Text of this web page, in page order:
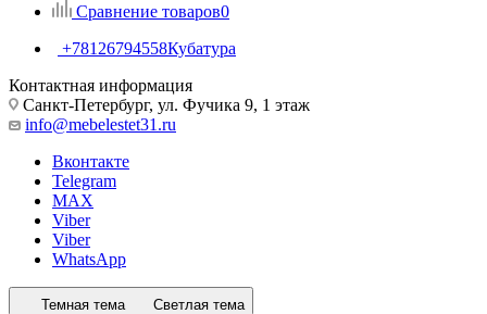
Сравнение товаров0
+78126794558Кубатура
Контактная информация
Санкт-Петербург, ул. Фучика 9, 1 этаж
info@mebelestet31.ru
Вконтакте
Telegram
MAX
Viber
Viber
WhatsApp
Темная тема Светлая тема